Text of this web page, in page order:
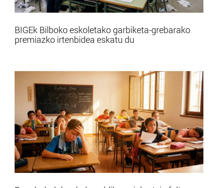
BIGEk Bilboko eskoletako garbiketa-grebarako
premiazko irtenbidea eskatu du